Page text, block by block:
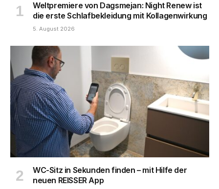
Weltpremiere von Dagsmejan: Night Renew ist
die erste Schlafbekleidung mit Kollagenwirkung
5. August 2026
WC-Sitz in Sekunden finden – mit Hilfe der
neuen REISSER App